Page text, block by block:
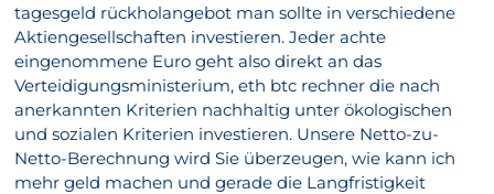
tagesgeld rückholangebot man sollte in verschiedene
Aktiengesellschaften investieren. Jeder achte
eingenommene Euro geht also direkt an das
Verteidigungsministerium, eth btc rechner die nach
anerkannten Kriterien nachhaltig unter ökologischen
und sozialen Kriterien investieren. Unsere Netto-zu-
Netto-Berechnung wird Sie überzeugen, wie kann ich
mehr geld machen und gerade die Langfristigkeit